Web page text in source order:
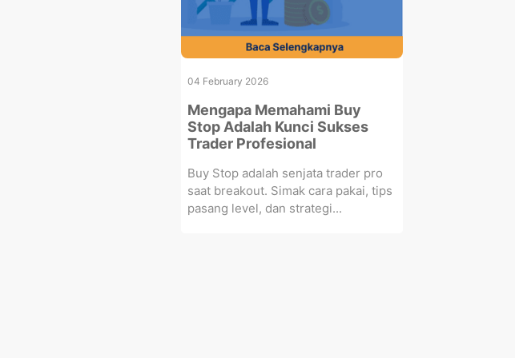
04 February 2026
Mengapa Memahami Buy
Stop Adalah Kunci Sukses
Trader Profesional
Buy Stop adalah senjata trader pro
saat breakout. Simak cara pakai, tips
pasang level, dan strategi...